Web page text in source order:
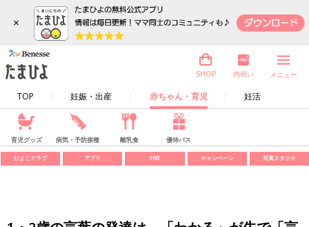
×
TOP 妊娠・出産 赤ちゃん・育児 妊活
SHOP 内祝い メニュー
育児グッズ 病気・予防接種 離乳食 優待パス
ひよこクラブ アプリ SNS キャンペーン 写真スタジオ